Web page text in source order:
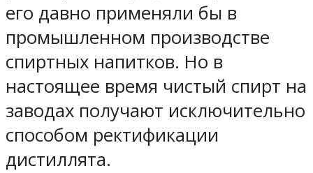
его давно применяли бы в
промышленном производстве
спиртных напитков. Но в
настоящее время чистый спирт на
заводах получают исключительно
способом ректификации
дистиллята.